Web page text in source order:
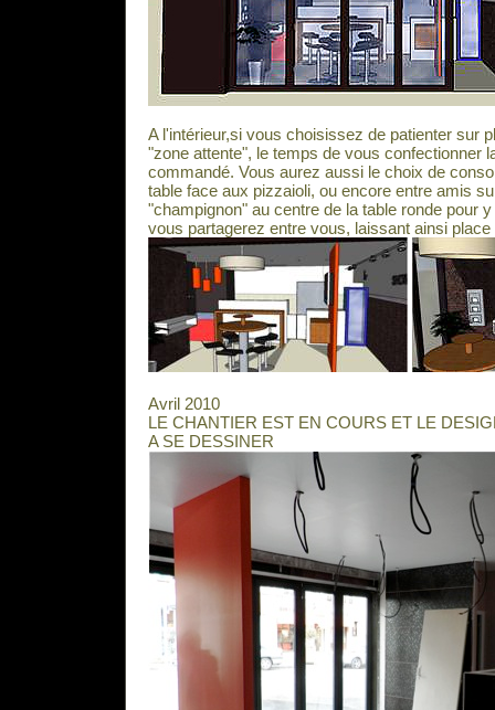
A l'intérieur,si vous choisissez de patienter sur
"zone attente", le temps de vous confectionner
commandé. Vous aurez aussi le choix de
table face aux pizzaioli, ou encore entre amis
"champignon" au centre de la table ronde pour
vous partagerez entre vous, laissant ainsi
Avril 2010
LE CHANTIER EST EN COURS ET LE
A SE DESSINER